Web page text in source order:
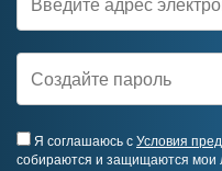
Я соглашаюсь сУсловия
собираются и защищаются мои